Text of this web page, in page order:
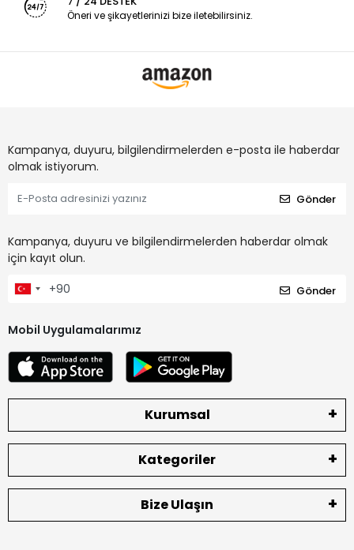
Öneri ve şikayetlerinizi bize iletebilirsiniz.
Kampanya, duyuru, bilgilendirmelerden e-posta ile haberdar
olmak istiyorum.
Gönder
Kampanya, duyuru ve bilgilendirmelerden haberdar olmak
için kayıt olun.
Gönder
Mobil Uygulamalarımız
Kurumsal
Kategoriler
Bize Ulaşın